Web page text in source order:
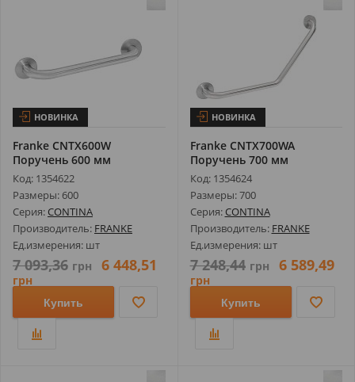
НОВИНКА
Franke CNTX600W
Поручень 600 мм
Код: 1354622
Размеры: 600
Серия: CONTINA
Производитель: FRANKE
Ед.измерения: шт
7 093,36 грн 6 448,51
грн
Купить
НОВИНКА
Franke CNTX700WA
Поручень 700 мм
Код: 1354624
Размеры: 700
Серия: CONTINA
Производитель: FRANKE
Ед.измерения: шт
7 248,44 грн 6 589,49
грн
Купить